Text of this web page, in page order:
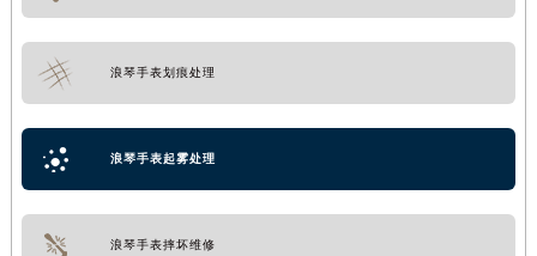
浪琴手表划痕处理
浪琴手表起雾处理
浪琴手表摔坏维修